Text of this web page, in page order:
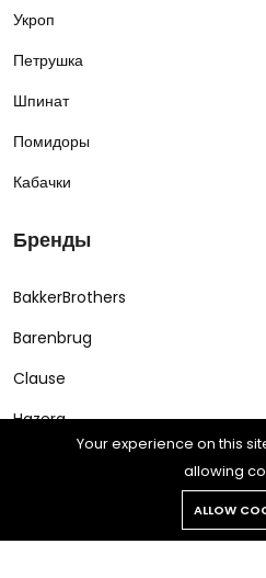
Укроп
Петрушка
Шпинат
Помидоры
Кабачки
Бренды
BakkerBrothers
Barenbrug
Clause
Hazera
Copyright © 2021 Wowy all rights
Your experience on this
allowing
ALLOW